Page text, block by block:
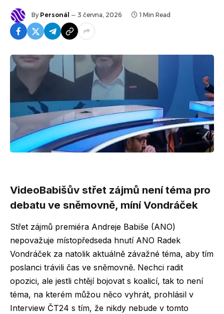
By Personál 3 června, 2026 1 Min Read
VideoBabišův střet zájmů není téma pro
debatu ve sněmovně, míní Vondráček
Střet zájmů premiéra Andreje Babiše (ANO)
nepovažuje místopředseda hnutí ANO Radek
Vondráček za natolik aktuálně závažné téma, aby tím
poslanci trávili čas ve sněmovně. Nechci radit
opozici, ale jestli chtějí bojovat s koalicí, tak to není
téma, na kterém můžou něco vyhrát, prohlásil v
Interview ČT24 s tím, že nikdy nebude v tomto